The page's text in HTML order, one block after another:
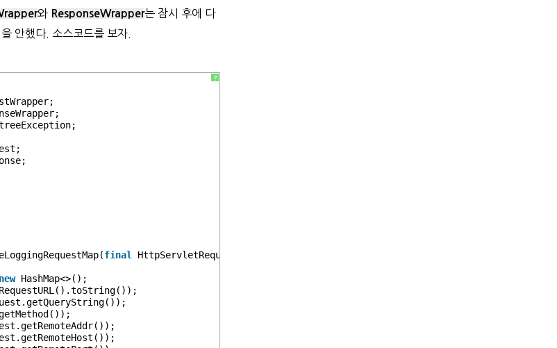
와 ResponseWrapper는 잠시 후에 다
안했다. 소스코드를 보자.
?
final
HttpServletRequest request) {
new HashMap<>();